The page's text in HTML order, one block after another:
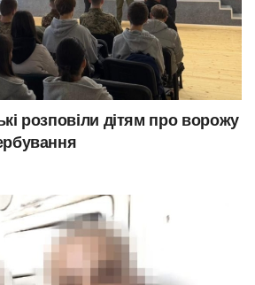
розповіли дітям про ворожу